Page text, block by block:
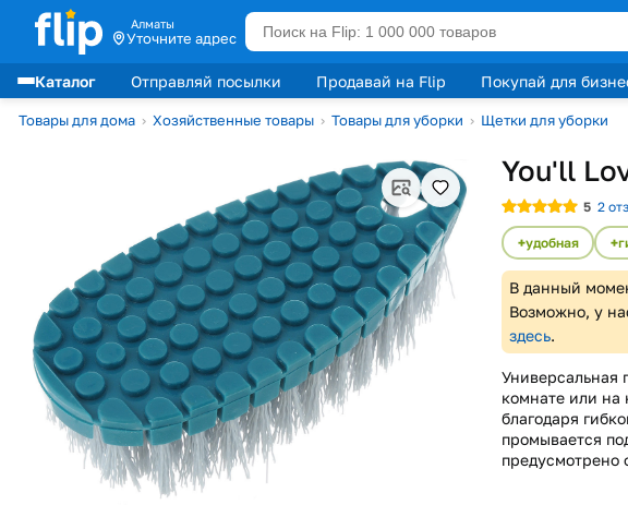
Алматы
Уточните адрес
Каталог Отправляй посылки Продавай на Flip Покупай для
Лидеры продаж
Товары для дома › Хозяйственные товары › Товары для уборки › Щетки для уборки
You'll
5 2
удобная
В данный
Возможно, у
здесь.
Универсальная
комнате или на
благодаря
промывается
предусмотрено